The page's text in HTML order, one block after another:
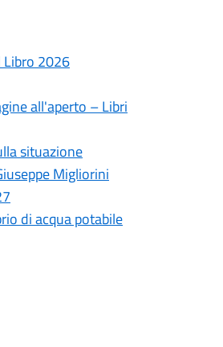
Libro 2026
all'aperto – Libri
situazione
Migliorini
di acqua potabile